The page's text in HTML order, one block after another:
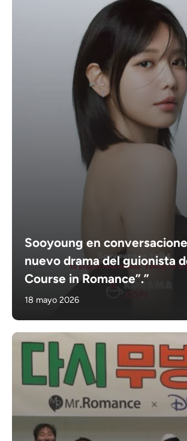
Sooyoung en
nuevo drama del guionista
Course in Romance”.”
18 mayo 2026